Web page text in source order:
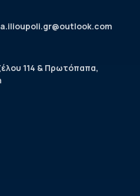
114 & Πρωτόπαπα,